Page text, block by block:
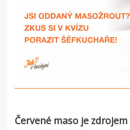
Červené maso je zdrojem